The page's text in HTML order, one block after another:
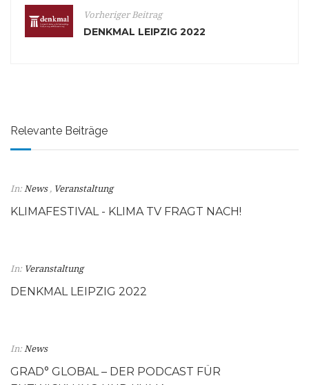
Vorheriger Beitrag
DENKMAL LEIPZIG 2022
Relevante Beiträge
In: News, Veranstaltung
KLIMAFESTIVAL - KLIMA TV FRAGT NACH!
In: Veranstaltung
DENKMAL LEIPZIG 2022
In: News
GRAD° GLOBAL – DER PODCAST FÜR